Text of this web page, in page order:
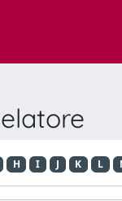
H I J K L